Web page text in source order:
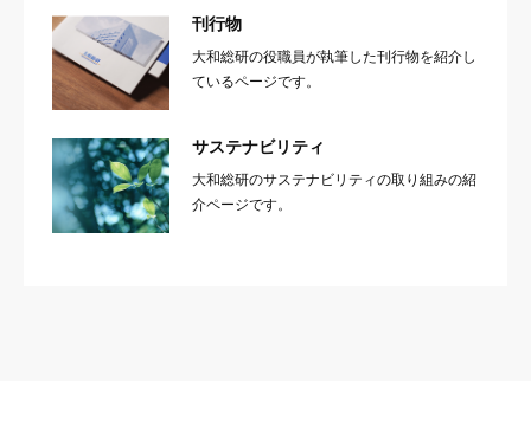
刊行物
大和総研の役職員が執筆した刊行物を紹介し
ているページです。
サステナビリティ
大和総研のサステナビリティの取り組みの紹
介ページです。